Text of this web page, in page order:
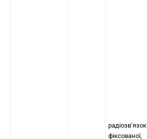
радіозв’язок
фіксованої,